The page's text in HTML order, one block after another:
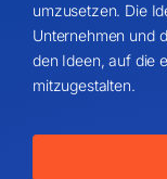
umzusetzen. Die
Unternehmen und
den Ideen, auf die
mitzugestalten.